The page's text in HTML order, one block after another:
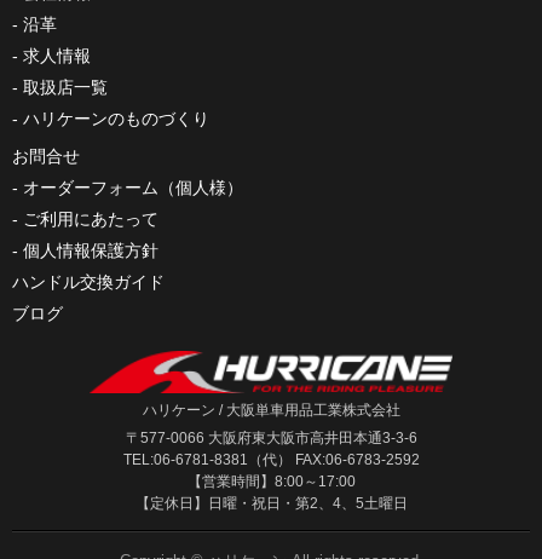
沿革
求人情報
取扱店一覧
ハリケーンのものづくり
お問合せ
オーダーフォーム（個人様）
ご利用にあたって
個人情報保護方針
ハンドル交換ガイド
ブログ
ハリケーン / 大阪単車用品工業株式会社
〒577-0066 大阪府東大阪市高井田本通3-3-6
TEL:06-6781-8381（代） FAX:06-6783-2592
【営業時間】8:00～17:00
【定休日】日曜・祝日・第2、4、5土曜日